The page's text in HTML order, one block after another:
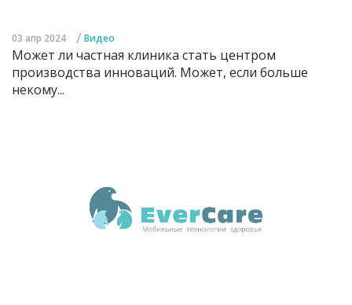
03 апр 2024 / Видео
Может ли частная клиника стать центром
производства инноваций. Может, если больше
некому...